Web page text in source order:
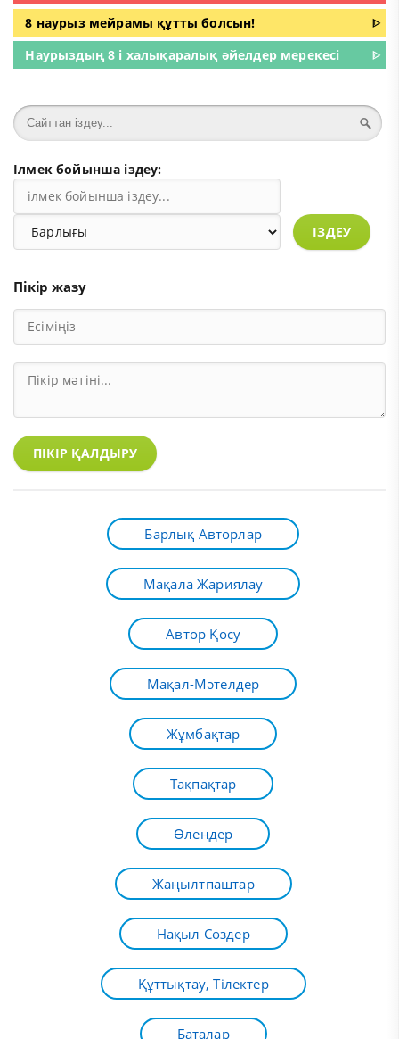
8 наурыз мейрамы құтты болсын!
ᐈ
Наурыздың 8 і халықаралық әйелдер мерекесі
ᐈ
Ілмек бойынша іздеу:
ІЗДЕУ
Пікір жазу
ПІКІР ҚАЛДЫРУ
Барлық Авторлар
Мақала Жариялау
Автор Қосу
Мақал-Мәтелдер
Жұмбақтар
Тақпақтар
Өлеңдер
Жаңылтпаштар
Нақыл Сөздер
Құттықтау, Тілектер
Баталар